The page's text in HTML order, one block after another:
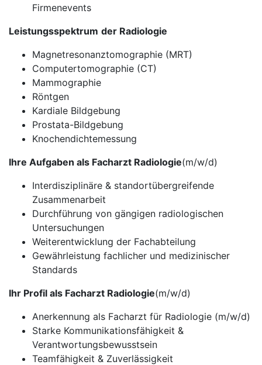
Firmenevents
Leistungsspektrum der Radiologie
Magnetresonanztomographie (MRT)
Computertomographie (CT)
Mammographie
Röntgen
Kardiale Bildgebung
Prostata-Bildgebung
Knochendichtemessung
Ihre Aufgaben als Facharzt Radiologie(m/w/d)
Interdisziplinäre & standortübergreifende
Zusammenarbeit
Durchführung von gängigen radiologischen
Untersuchungen
Weiterentwicklung der Fachabteilung
Gewährleistung fachlicher und medizinischer
Standards
Ihr Profil als Facharzt Radiologie(m/w/d)
Anerkennung als Facharzt für Radiologie (m/w/d)
Starke Kommunikationsfähigkeit &
Verantwortungsbewusstsein
Teamfähigkeit & Zuverlässigkeit